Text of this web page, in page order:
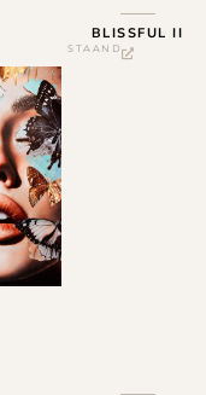
BLISSFUL II
STAAND